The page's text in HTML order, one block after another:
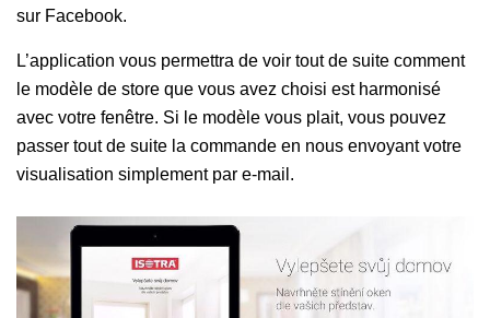
sur Facebook.
L’application vous permettra de voir tout de suite comment
le modèle de store que vous avez choisi est harmonisé
avec votre fenêtre. Si le modèle vous plait, vous pouvez
passer tout de suite la commande en nous envoyant votre
visualisation simplement par e-mail.